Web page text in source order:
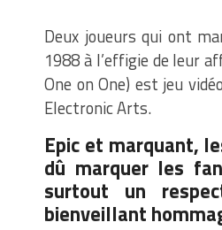
Deux joueurs qui ont
1988 à l’effigie de leur
One on One) est jeu
Electronic Arts.
Epic et marquant,
dû marquer les
surtout un
bienveillant